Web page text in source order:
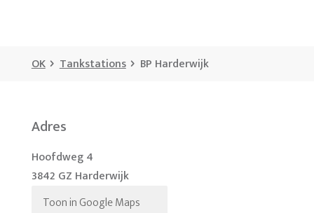
OK Tankstations BP Harderwijk
Adres
Hoofdweg 4
3842 GZ Harderwijk
Toon in Google Maps